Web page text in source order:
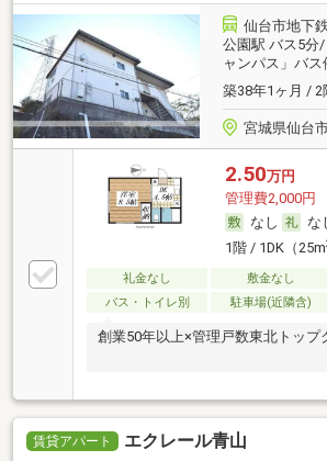
仙台市地下
公園駅 バス5分
ャンパス」バス
築38年1ヶ月 / 2
宮城県仙台
2.50万円
管理費2,000円
なし
な
1階 / 1DK（25m
礼金なし 敷金なし
バス・トイレ別
駐車場(近隣含)
創業50年以上×管理戸数東北トップ
賃貸アパート エクレール青山